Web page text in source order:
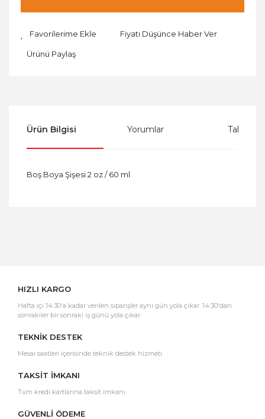
Fiyatı Düşünce Haber Ver
Ürünü Paylaş
Ürün Bilgisi Yorumlar Taksit
Boş Boya Şişesi 2 oz / 60 ml
HIZLI KARGO
Hafta içi 14:30'a kadar verilen siparişler aynı gün yola çıkar. 14:30'dan
sonrakiler bir sonraki iş günü yola çıkar.
TEKNİK DESTEK
Mesai saatleri içerisinde teknik destek hizmeti
TAKSİT İMKANI
Tüm kredi kartlarına taksit imkanı
GÜVENLİ ÖDEME